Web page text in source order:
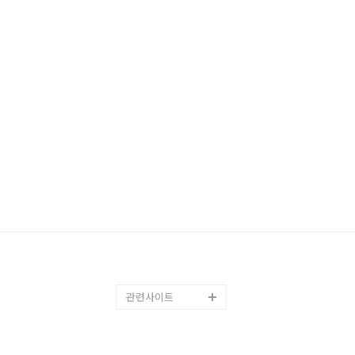
관련사이트